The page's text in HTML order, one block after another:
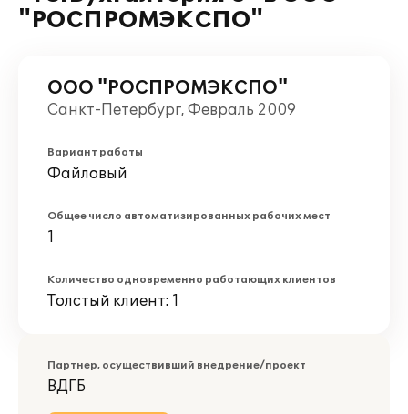
"РОСПРОМЭКСПО"
ООО "РОСПРОМЭКСПО"
Санкт-Петербург, Февраль 2009
Вариант работы
Файловый
Общее число автоматизированных рабочих мест
1
Количество одновременно работающих клиентов
Толстый клиент: 1
Партнер, осуществивший внедрение/проект
ВДГБ